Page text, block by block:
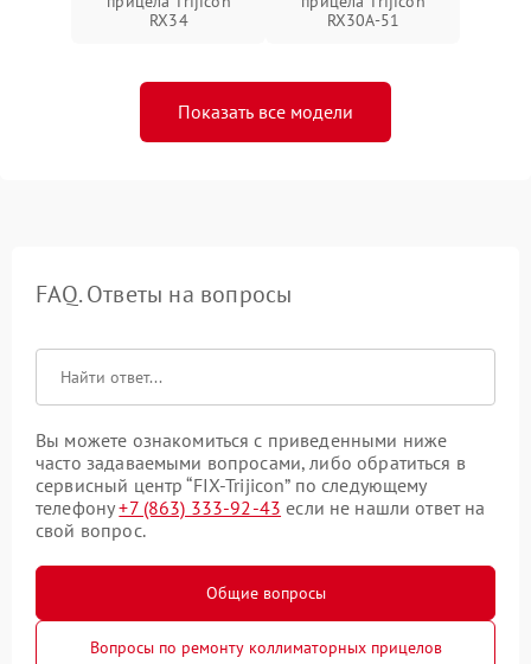
RX34
RX30A-51
Показать все модели
FAQ. Ответы на вопросы
Вы можете ознакомиться с приведенными ниже
часто задаваемыми вопросами, либо обратиться в
сервисный центр “FIX-Trijicon” по следующему
телефону+7 (863) 333-92-43 если не нашли ответ на
свой вопрос.
Общие вопросы
Вопросы по ремонту коллиматорных прицелов